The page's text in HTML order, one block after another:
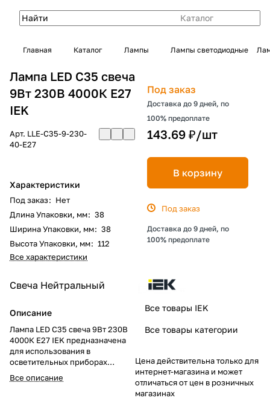
Каталог
Главная Каталог Лампы Лампы светодиодные
Лампа LED C35 свеча
9Вт 230В 4000К E27
IEK
Арт. LLE-C35-9-230-
40-E27
Характеристики
Под заказ: Нет
Длина Упаковки, мм: 38
Ширина Упаковки, мм: 38
Высота Упаковки, мм: 112
Все характеристики
Свеча Нейтральный
Описание
Лампа LED C35 свеча 9Вт 230В
4000К E27 IEK предназначена
для использования в
осветительных приборах
наружного и внутреннего
освещения объектов
Все описание
Под заказ
Доставка до 9 дней, по
100% предоплате
143.69 ₽/шт
В корзину
Под заказ
Доставка до 9 дней, по
100% предоплате
Все товары IEK
Все товары категории
Цена действительна только для
интернет-магазина и может
отличаться от цен в розничных
магазинах